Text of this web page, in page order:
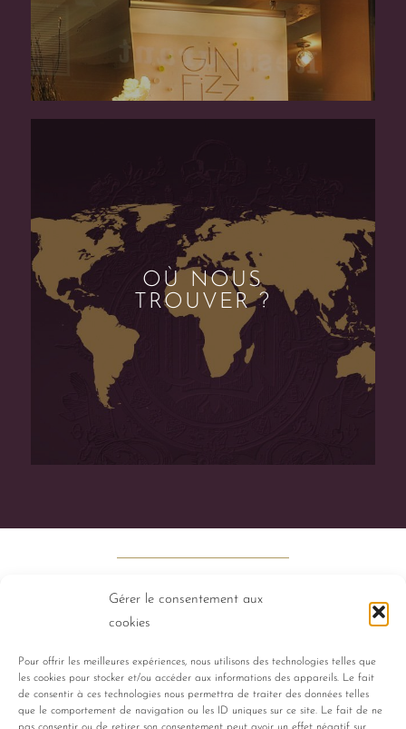
Gérer le consentement aux
cookies
Pour offrir les meilleures expériences, nous utilisons des technologies telles que
les cookies pour stocker et/ou accéder aux informations des appareils. Le fait
de consentir à ces technologies nous permettra de traiter des données telles
que le comportement de navigation ou les ID uniques sur ce site. Le fait de ne
OÙ NOUS
TROUVER ?
PERFUMES HISTORY TALENTS